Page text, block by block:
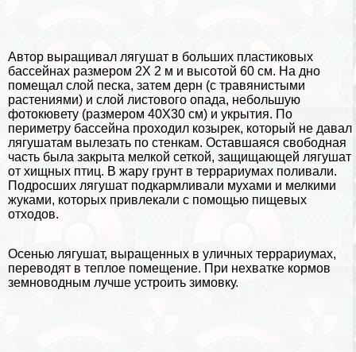
Автор выращивал лягушат в больших пластиковых
бассейнах размером 2Х 2 м и высотой 60 см. На дно
помещал слой песка, затем дерн (с травянистыми
растениями) и слой листового опада, небольшую
фотокювету (размером 40X30 см) и укрытия. По
периметру бассейна проходил козырек, который не давал
лягушатам вылезать по стенкам. Оставшаяся свободная
часть была закрыта мелкой сеткой, защищающей лягушат
от хищных птиц. В жару грунт в террариумах поливали.
Подросших лягушат подкармливали мухами и мелкими
жуками, которых привлекали с помощью пищевых
отходов.
Осенью лягушат, выращенных в уличных террариумах,
переводят в теплое помещение. При нехватке кормов
земноводным лучше устроить зимовку.